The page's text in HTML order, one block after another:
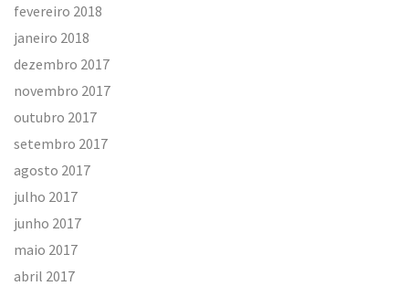
fevereiro 2018
janeiro 2018
dezembro 2017
novembro 2017
outubro 2017
setembro 2017
agosto 2017
julho 2017
junho 2017
maio 2017
abril 2017